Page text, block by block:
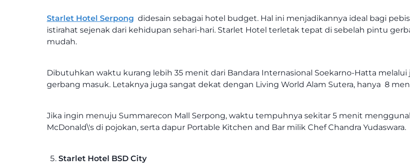
Starlet Hotel Serpong didesain sebagai hotel budget. Hal ini menjadikannya ideal bagi
istirahat sejenak dari kehidupan sehari-hari. Starlet Hotel terletak tepat di sebelah pintu
mudah.
Dibutuhkan waktu kurang lebih 35 menit dari Bandara Internasional Soekarno-Hatta melalui
gerbang masuk. Letaknya juga sangat dekat dengan Living World Alam Sutera, hanya 8
Jika ingin menuju Summarecon Mall Serpong, waktu tempuhnya sekitar 5 menit
McDonald\'s di pojokan, serta dapur Portable Kitchen and Bar milik Chef Chandra Yudaswara.
Starlet Hotel BSD City